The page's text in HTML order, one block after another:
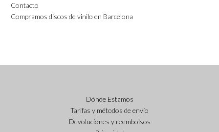
Contacto
Compramos discos de vinilo en Barcelona
Dónde Estamos
Tarifas y métodos de envío
Devoluciones y reembolsos